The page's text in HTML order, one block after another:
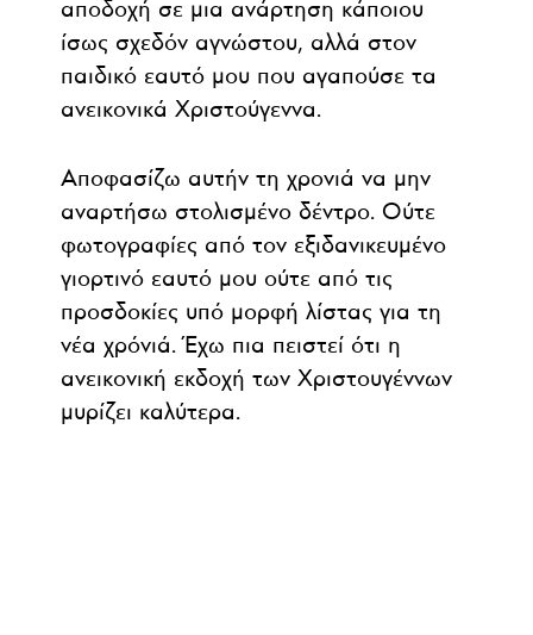
αποδοχή σε μια ανάρτηση κάποιου
ίσως σχεδόν αγνώστου, αλλά στον
παιδικό εαυτό μου που αγαπούσε τα
ανεικονικά Χριστούγεννα.
Αποφασίζω αυτήν τη χρονιά να μην
αναρτήσω στολισμένο δέντρο. Ούτε
φωτογραφίες από τον εξιδανικευμένο
γιορτινό εαυτό μου ούτε από τις
προσδοκίες υπό μορφή λίστας για τη
νέα χρόνιά. Έχω πια πειστεί ότι η
ανεικονική εκδοχή των Χριστουγέννων
μυρίζει καλύτερα.